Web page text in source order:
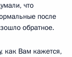
что
после
обратное.
как Вам кажется,